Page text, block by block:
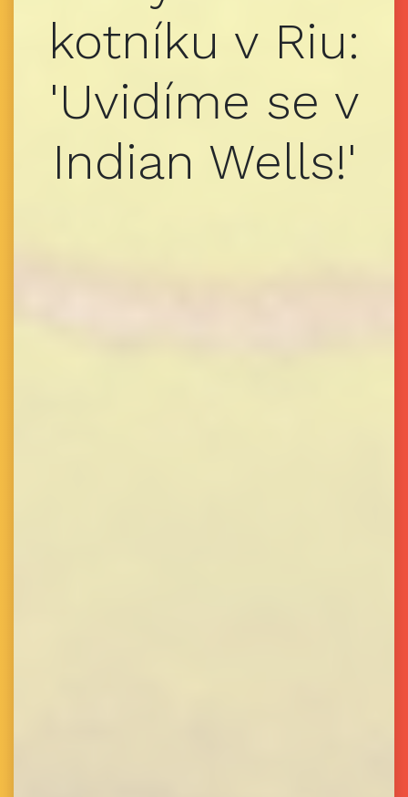
kotníku v Riu:
'Uvidíme se v
Indian Wells!'